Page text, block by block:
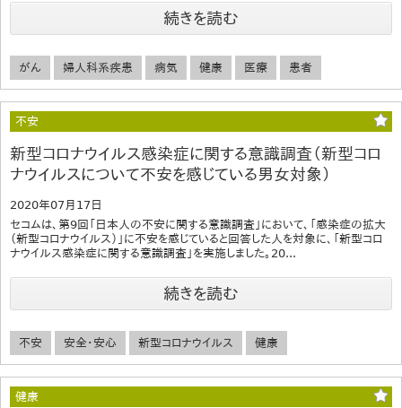
続きを読む
がん 婦人科系疾患 病気 健康 医療 患者
不安
新型コロナウイルス感染症に関する意識調査（新型コロ
ナウイルスについて不安を感じている男女対象）
2020年07月17日
セコムは、第9回「日本人の不安に関する意識調査」において、「感染症の拡大
（新型コロナウイルス）」に不安を感じていると回答した人を対象に、「新型コロ
ナウイルス感染症に関する意識調査」を実施しました。20...
続きを読む
不安 安全・安心 新型コロナウイルス 健康
健康